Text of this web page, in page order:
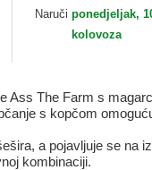
Goorin Bros.
Naruči ponedjeljak,
kolovoza
Ass The Farm s
s kopčom
a pojavljuje se na
kombinaciji.